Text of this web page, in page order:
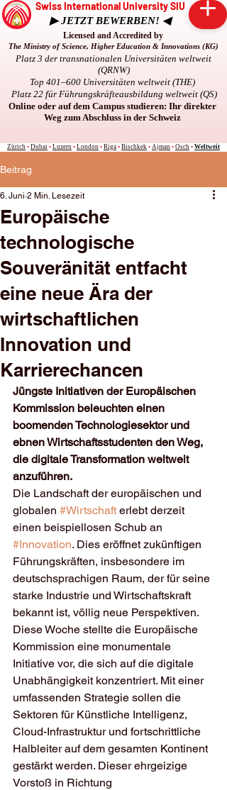
Swiss International University SIU
▶ JETZT BEWERBEN! ◀
Licensed and Accredited by
The Ministry of Science, Higher Education & Innovations (KG)
Platz 3 der transnationalen Universitäten weltweit
(QRNW)
Top 401–600 Universitäten weltweit (THE)
Platz 22 für Führungskräfteausbildung weltweit (QS)
Online oder auf dem Campus studieren: Ihr direkter
Weg zum Abschluss in der Schweiz
Zürich • Dubai • Luzern • London • Riga • Bischkek • Ajman • Osch • Weltweit
Beitrag
Europäische
technologische
Souveränität entfacht
eine neue Ära der
wirtschaftlichen
Innovation und
Karrierechancen
6. Juni 2 Min. Lesezeit
Jüngste Initiativen der Europäischen
Kommission beleuchten einen
boomenden Technologiesektor und
ebnen Wirtschaftsstudenten den Weg,
die digitale Transformation weltweit
anzuführen.
Die Landschaft der europäischen und
globalen #Wirtschaft erlebt derzeit
einen beispiellosen Schub an
#Innovation. Dies eröffnet zukünftigen
Führungskräften, insbesondere im
deutschsprachigen Raum, der für seine
starke Industrie und Wirtschaftskraft
bekannt ist, völlig neue Perspektiven.
Diese Woche stellte die Europäische
Kommission eine monumentale
Initiative vor, die sich auf die digitale
Unabhängigkeit konzentriert. Mit einer
umfassenden Strategie sollen die
Sektoren für Künstliche Intelligenz,
Cloud-Infrastruktur und fortschrittliche
Halbleiter auf dem gesamten Kontinent
gestärkt werden. Dieser ehrgeizige
Vorstoß in Richtung